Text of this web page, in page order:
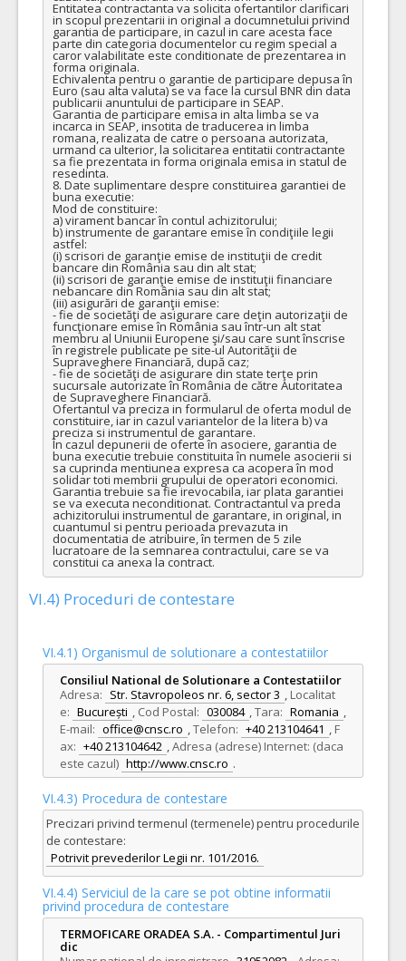
Entitatea contractanta va solicita ofertantilor clarificari
in scopul prezentarii in original a documnetului privind
garantia de participare, in cazul in care acesta face
parte din categoria documentelor cu regim special a
caror valabilitate este conditionate de prezentarea in
forma originala.
Echivalenta pentru o garantie de participare depusa în
Euro (sau alta valuta) se va face la cursul BNR din data
publicarii anuntului de participare in SEAP.
Garantia de participare emisa in alta limba se va
incarca in SEAP, insotita de traducerea in limba
romana, realizata de catre o persoana autorizata,
urmand ca ulterior, la solicitarea entitatii contractante
sa fie prezentata in forma originala emisa in statul de
resedinta.
8. Date suplimentare despre constituirea garantiei de
buna executie:
Mod de constituire:
a) virament bancar în contul achizitorului;
b) instrumente de garantare emise în condiţiile legii
astfel:
(i) scrisori de garanţie emise de instituţii de credit
bancare din România sau din alt stat;
(ii) scrisori de garanţie emise de instituţii financiare
nebancare din România sau din alt stat;
(iii) asigurări de garanţii emise:
- fie de societăţi de asigurare care deţin autorizaţii de
funcţionare emise în România sau într-un alt stat
membru al Uniunii Europene şi/sau care sunt înscrise
în registrele publicate pe site-ul Autorităţii de
Supraveghere Financiară, după caz;
- fie de societăţi de asigurare din state terţe prin
sucursale autorizate în România de către Autoritatea
de Supraveghere Financiară.
Ofertantul va preciza in formularul de oferta modul de
constituire, iar in cazul variantelor de la litera b) va
preciza si instrumentul de garantare.
În cazul depunerii de oferte în asociere, garantia de
buna executie trebuie constituita în numele asocierii si
sa cuprinda mentiunea expresa ca acopera în mod
solidar toti membrii grupului de operatori economici.
Garantia trebuie sa fie irevocabila, iar plata garantiei
se va executa neconditionat. Contractantul va preda
achizitorului instrumentul de garantare, in original, in
cuantumul si pentru perioada prevazuta in
documentatia de atribuire, în termen de 5 zile
lucratoare de la semnarea contractului, care se va
constitui ca anexa la contract.
VI.4) Proceduri de contestare
VI.4.1) Organismul de solutionare a contestatiilor
Consiliul National de Solutionare a Contestatiilor
Adresa: Str. Stavropoleos nr. 6, sector 3 , Localitat
e: București , Cod Postal: 030084 ,Tara: Romania ,
E-mail: office@cnsc.ro ,Telefon: +40 213104641 , F
ax: +40 213104642 ,Adresa (adrese) Internet: (daca
este cazul) http://www.cnsc.ro .
VI.4.3) Procedura de contestare
Precizari privind termenul (termenele) pentru procedurile
de contestare:
Potrivit prevederilor Legii nr. 101/2016.
VI.4.4) Serviciul de la care se pot obtine informatii
privind procedura de contestare
TERMOFICARE ORADEA S.A. - Compartimentul Juri
dic